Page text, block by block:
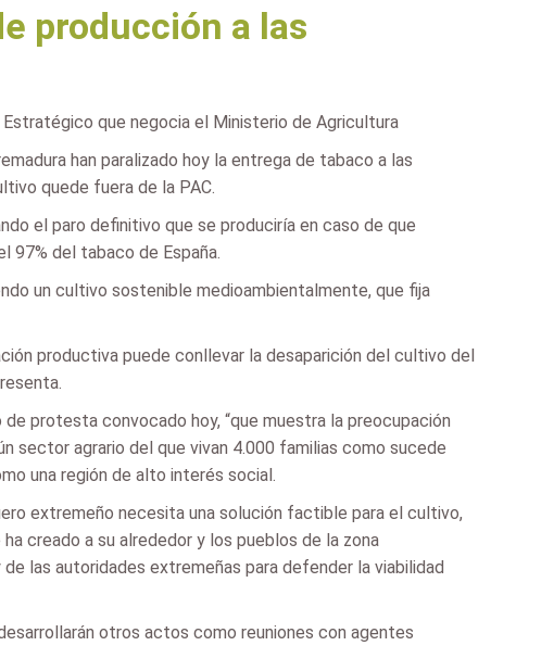
producción a las
que negocia el Ministerio de Agricultura
han paralizado hoy la entrega de tabaco a las
quede fuera de la PAC.
el paro definitivo que se produciría en caso de que
97% del tabaco de España.
un cultivo sostenible medioambientalmente, que fija
productiva puede conllevar la desaparición del cultivo del
protesta convocado hoy, “que muestra la preocupación
sector agrario del que vivan 4.000 familias como sucede
una región de alto interés social.
extremeño necesita una solución factible para el cultivo,
creado a su alrededor y los pueblos de la zona
las autoridades extremeñas para defender la viabilidad
otros actos como reuniones con agentes